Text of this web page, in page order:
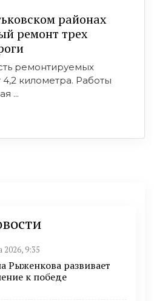
районах
ремонт трех
ремонтируемых
4,2 километра. Работы
...
2026, 9:35
Рыженкова развивает
к победе